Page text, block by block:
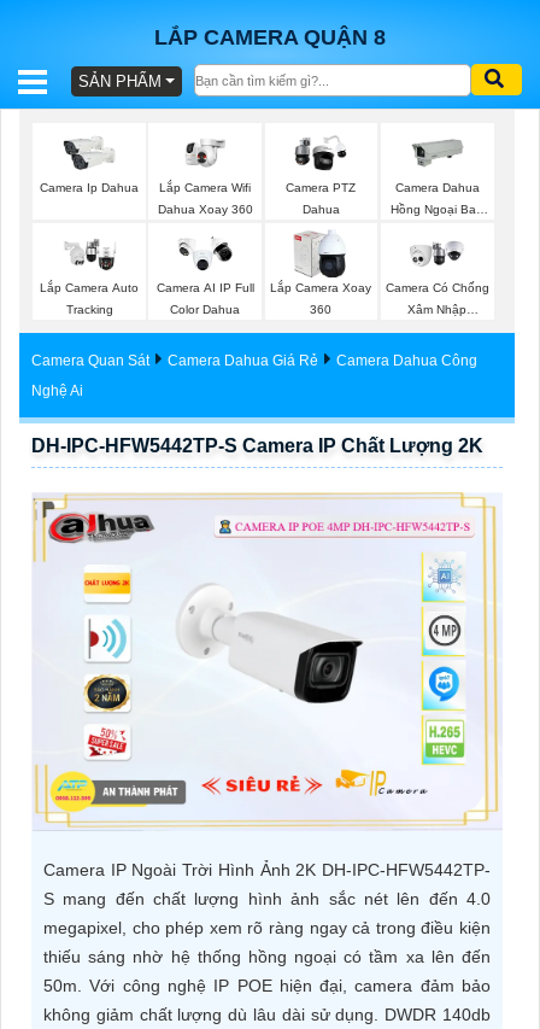
LẮP CAMERA QUẬN 8
BÁO
TRỌN
TƯ
LẮP
ĐẶT
CAMERA
TƯ
DỊCH
VỤ
SẢN PHẨM
Camera Ip Dahua
Lắp Camera Wifi
Dahua Xoay 360
Camera PTZ
Dahua
Camera Dahua
Hồng Ngoại Ban
Lắp Camera Auto
Tracking
Camera AI IP Full
Color Dahua
Lắp Camera Xoay
360
Camera Có Chống
Xâm Nhập
Kbvision
Camera Quan Sát Camera Dahua Giá Rẻ
Camera Dahua Công
Nghệ Ai
DH-IPC-HFW5442TP-S Camera IP Chất Lượng 2K
Camera IP Ngoài Trời Hình Ảnh 2K DH-IPC-HFW5442TP-
S mang đến chất lượng hình ảnh sắc nét lên đến 4.0
megapixel, cho phép xem rõ ràng ngay cả trong điều kiện
thiếu sáng nhờ hệ thống hồng ngoại có tầm xa lên đến
50m. Với công nghệ IP POE hiện đại, camera đảm bảo
không giảm chất lượng dù lâu dài sử dụng. DWDR 140db